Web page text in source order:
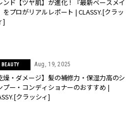
ンド【ツヤ肌】が進化！『最新ベースメイ
をプロがリアルレポート | CLASSY.[クラッ
]
BEAUTY Aug, 19, 2025
燥・ダメージ】髪の補修力・保湿力高のシ
プー・コンディショナーのおすすめ |
クラッシィ]